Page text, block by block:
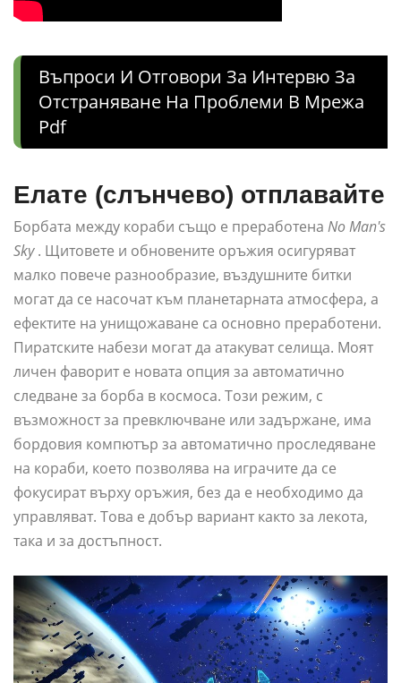
Въпроси И Отговори За Интервю За
Отстраняване На Проблеми В Мрежа
Pdf
Елате (слънчево) отплавайте
Борбата между кораби също е преработена No Man's
Sky. Щитовете и обновените оръжия осигуряват
малко повече разнообразие, въздушните битки
могат да се насочат към планетарната атмосфера, а
ефектите на унищожаване са основно преработени.
Пиратските набези могат да атакуват селища. Моят
личен фаворит е новата опция за автоматично
следване за борба в космоса. Този режим, с
възможност за превключване или задържане, има
бордовия компютър за автоматично проследяване
на кораби, което позволява на играчите да се
фокусират върху оръжия, без да е необходимо да
управляват. Това е добър вариант както за лекота,
така и за достъпност.